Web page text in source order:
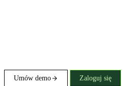
Umów demo Zaloguj się